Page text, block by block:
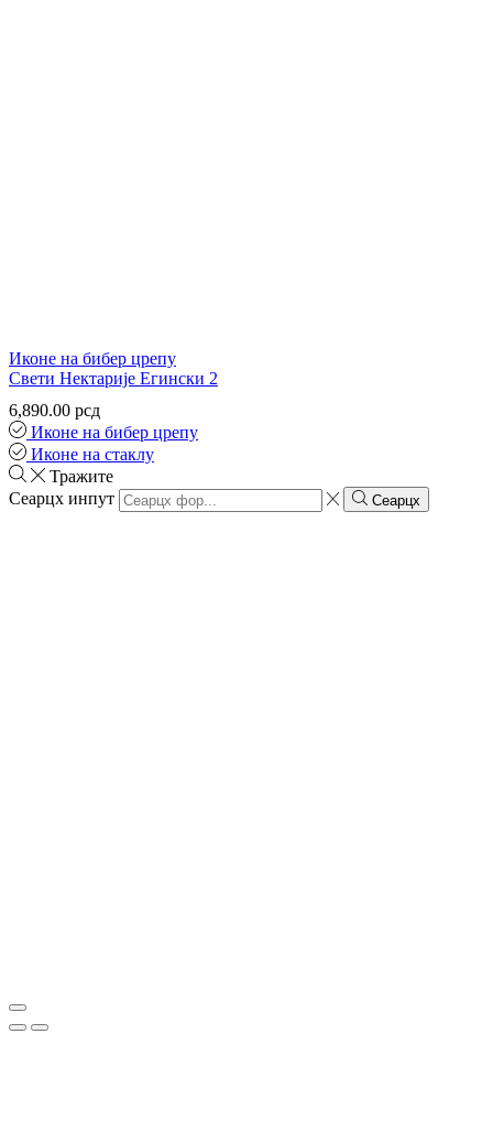
Иконе на бибер црепу
Свети Нектарије Егински 2
6,890.00 рсд
Иконе на бибер црепу
Иконе на стаклу
Тражите
Сеарцх инпут
Сеарцх